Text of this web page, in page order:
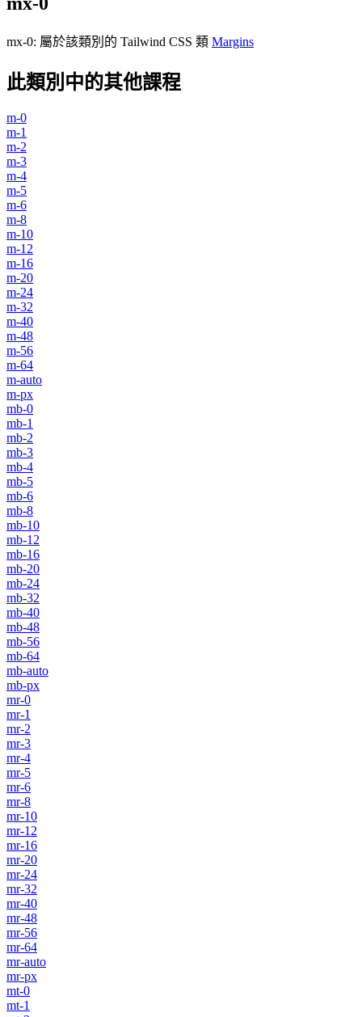
mx-0: 屬於該類別的 Tailwind CSS 類 Margins
此類別中的其他課程
m-0
m-1
m-2
m-3
m-4
m-5
m-6
m-8
m-10
m-12
m-16
m-20
m-24
m-32
m-40
m-48
m-56
m-64
m-auto
m-px
mb-0
mb-1
mb-2
mb-3
mb-4
mb-5
mb-6
mb-8
mb-10
mb-12
mb-16
mb-20
mb-24
mb-32
mb-40
mb-48
mb-56
mb-64
mb-auto
mb-px
mr-0
mr-1
mr-2
mr-3
mr-4
mr-5
mr-6
mr-8
mr-10
mr-12
mr-16
mr-20
mr-24
mr-32
mr-40
mr-48
mr-56
mr-64
mr-auto
mr-px
mt-0
mt-1